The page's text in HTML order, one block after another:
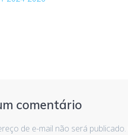
comentário
de e-mail não será publicado.